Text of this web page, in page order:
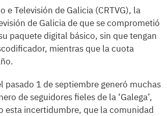
Televisión de Galicia (CRTVG), la
de Galicia de que se comprometió
paquete digital básico, sin que tengan
mientras que la cuota
pasado 1 de septiembre generó muchas
de seguidores fieles de la ‘Galega’,
esta incertidumbre, que la comunidad